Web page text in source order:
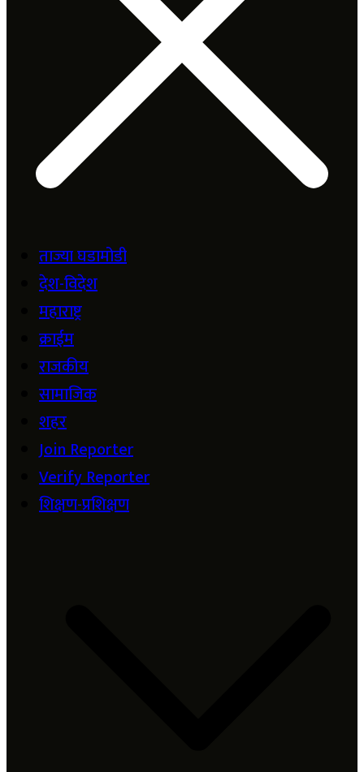
ताज्या घडामोडी
देश-विदेश
महाराष्ट्र
क्राईम
राजकीय
सामाजिक
शहर
Join Reporter
Verify Reporter
शिक्षण-प्रशिक्षण